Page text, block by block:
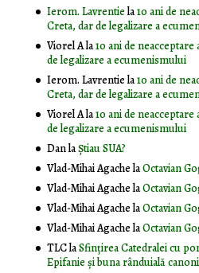
Ierom. Lavrentiela10 ani de
Creta, dar de legalizare a
Viorel Ala10 ani de
de legalizare a ecumenismului
Ierom. Lavrentiela10 ani de
Creta, dar de legalizare a
Viorel Ala10 ani de
de legalizare a ecumenismului
DanlaȘtiau SUA?
Vlad-Mihai AgachelaOctavian
Vlad-Mihai AgachelaOctavian
Vlad-Mihai AgachelaOctavian
Vlad-Mihai AgachelaOctavian
TLClaSfințirea Catedralei cu
Epifanie și buna rânduială